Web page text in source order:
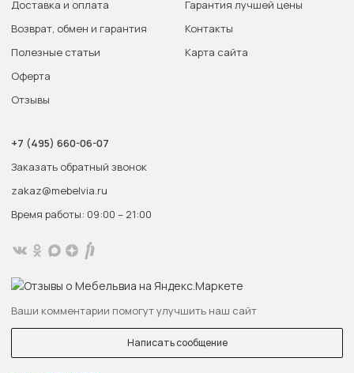
Доставка и оплата
Возврат, обмен и гарантия
Полезные статьи
Оферта
Отзывы
Гарантия лучшей цены
Контакты
Карта сайта
+7 (495) 660-06-07
Заказать обратный звонок
zakaz@mebelvia.ru
Время работы: 09:00 – 21:00
Ваши комментарии помогут улучшить наш сайт
Написать сообщение